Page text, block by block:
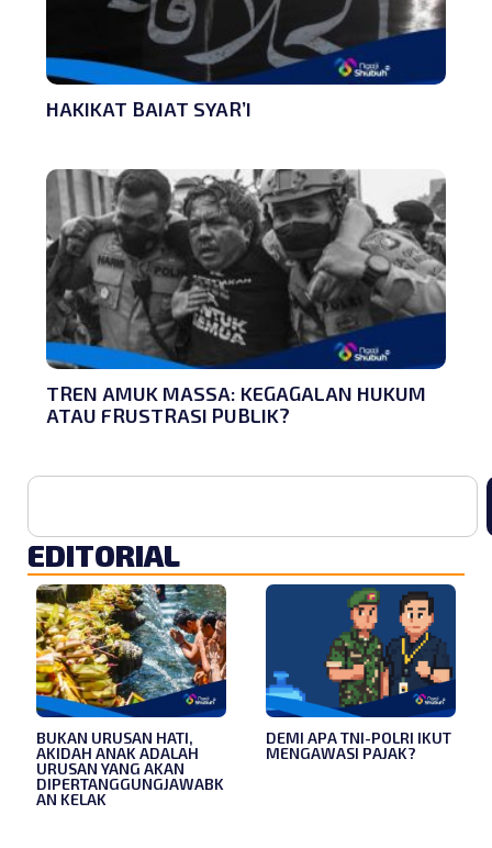
HAKIKAT BAIAT SYAR’I
TREN AMUK MASSA: KEGAGALAN HUKUM
ATAU FRUSTRASI PUBLIK?
EDITORIAL
BUKAN URUSAN HATI,
AKIDAH ANAK ADALAH
URUSAN YANG AKAN
DIPERTANGGUNGJAWABK
AN KELAK
DEMI APA TNI-POLRI IKUT
MENGAWASI PAJAK?